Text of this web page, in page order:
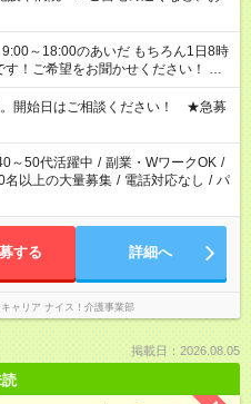
～18:00のあいだ もちろん1日8時
！ご希望をお聞かせください！ ※
必要です
。開始日はご相談ください！ ★急募
～50代活躍中 / 副業・WワークOK /
名以上の大量募集 / 電話対応なし / パ
する 詳細へ
ャリア ナイス！介護事業部
掲載日：2026.08.05